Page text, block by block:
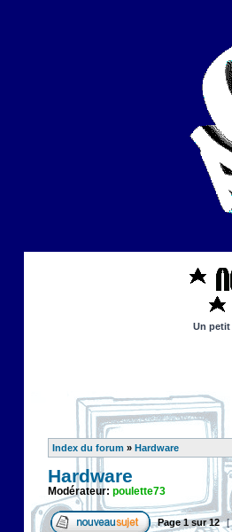
Un petit
Index du forum » Hardware
Hardware
Modérateur: poulette73
Page1sur12 [